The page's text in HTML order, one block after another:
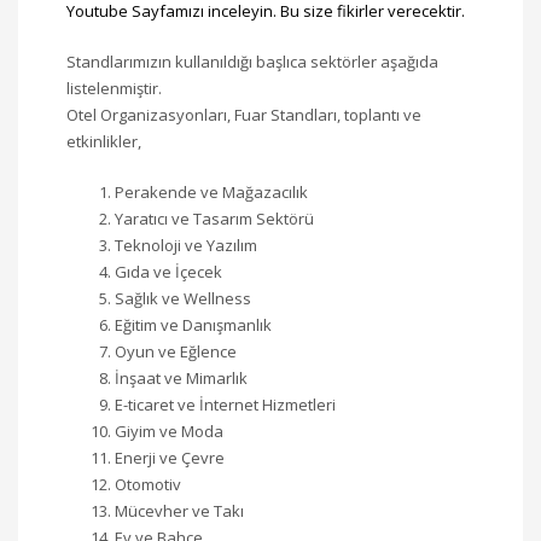
Youtube Sayfamızı inceleyin. Bu size fikirler verecektir.
Standlarımızın kullanıldığı başlıca sektörler aşağıda
listelenmiştir.
Otel Organizasyonları, Fuar Standları, toplantı ve
etkinlikler,
Perakende ve Mağazacılık
Yaratıcı ve Tasarım Sektörü
Teknoloji ve Yazılım
Gıda ve İçecek
Sağlık ve Wellness
Eğitim ve Danışmanlık
Oyun ve Eğlence
İnşaat ve Mimarlık
E-ticaret ve İnternet Hizmetleri
Giyim ve Moda
Enerji ve Çevre
Otomotiv
Mücevher ve Takı